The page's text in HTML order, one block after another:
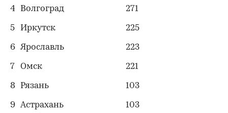
4 Волгоград 271
5 Иркутск 225
6 Ярославль 223
7 Омск 221
8 Рязань 103
9 Астрахань 103